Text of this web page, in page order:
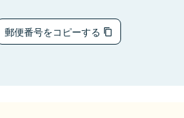
郵便番号をコピーする